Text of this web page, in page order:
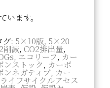
います。
グ: 5×10版, 5×20
削減, CO2排出量,
,エコリーフ,カー
ンストック, カーボ
ンネガティブ, カー
ライフサイクルアセス